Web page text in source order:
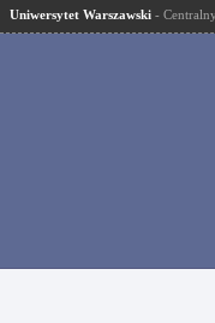
Uniwersytet Warszawski -